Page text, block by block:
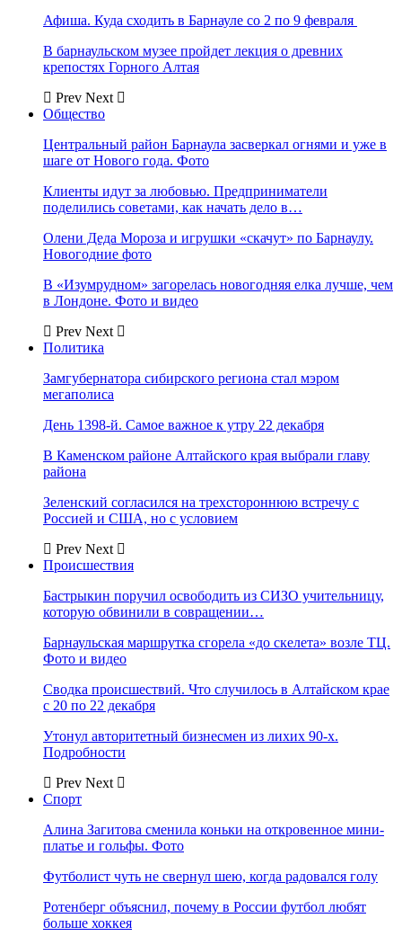
Афиша. Куда сходить в Барнауле со 2 по 9 февраля
В барнаульском музее пройдет лекция о древних
крепостях Горного Алтая
Prev Next
Общество
Центральный район Барнаула засверкал огнями и уже в
шаге от Нового года. Фото
Клиенты идут за любовью. Предприниматели
поделились советами, как начать дело в…
Олени Деда Мороза и игрушки «скачут» по Барнаулу.
Новогодние фото
В «Изумрудном» загорелась новогодняя елка лучше, чем
в Лондоне. Фото и видео
Prev Next
Политика
Замгубернатора сибирского региона стал мэром
мегаполиса
День 1398-й. Самое важное к утру 22 декабря
В Каменском районе Алтайского края выбрали главу
района
Зеленский согласился на трехстороннюю встречу с
Россией и США, но с условием
Prev Next
Происшествия
Бастрыкин поручил освободить из СИЗО учительницу,
которую обвинили в совращении…
Барнаульская маршрутка сгорела «до скелета» возле ТЦ.
Фото и видео
Сводка происшествий. Что случилось в Алтайском крае
с 20 по 22 декабря
Утонул авторитетный бизнесмен из лихих 90-х.
Подробности
Prev Next
Спорт
Алина Загитова сменила коньки на откровенное мини-
платье и гольфы. Фото
Футболист чуть не свернул шею, когда радовался голу
Ротенберг объяснил, почему в России футбол любят
больше хоккея